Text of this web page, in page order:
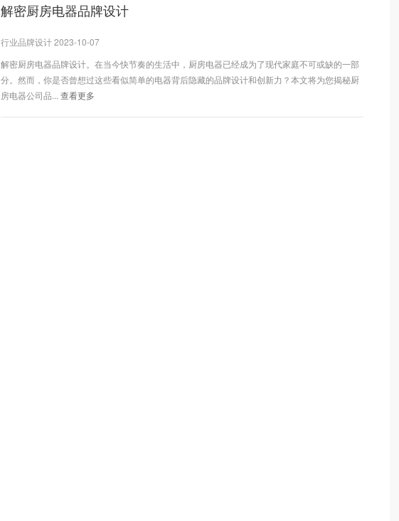
解密厨房电器品牌设计
行业品牌设计 2023-10-07
解密厨房电器品牌设计。在当今快节奏的生活中，厨房电器已经成为了现代家庭不可或缺的一部
分。然而，你是否曾想过这些看似简单的电器背后隐藏的品牌设计和创新力？本文将为您揭秘厨
房电器公司品...查看更多